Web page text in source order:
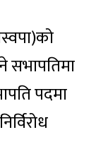
सभापतिमा
पदमा